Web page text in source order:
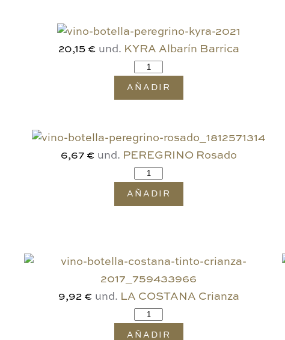
20,15 € und. KYRA Albarín Barrica
AÑADIR
6,67 € und. PEREGRINO Rosado
AÑADIR
9,92 € und. LA COSTANA Crianza
AÑADIR